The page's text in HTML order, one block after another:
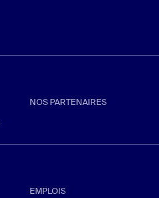
NOS PARTENAIRES
EMPLOIS